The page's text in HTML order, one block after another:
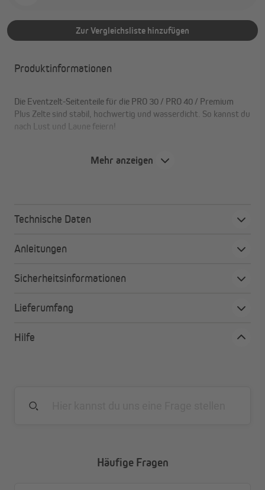
Zur Vergleichsliste hinzufügen
Produktinformationen
Die Eventzelt-Seitenteile für die PRO 30 / PRO 40 / Premium
Plus Zelte sind stabil, hochwertig und wasserdicht. So kannst du
nach Lust und Laune feiern!
Fenster, Türen und Moskitonetz als Varianten
leicht anzubringen
Mehr anzeigen
Technische Daten
Anleitungen
Sicherheitsinformationen
Lieferumfang
Hilfe
Häufige Fragen